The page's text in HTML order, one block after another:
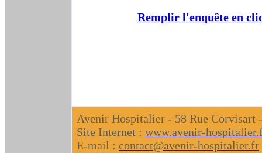
Remplir l'enquête en
Avenir Hospitalier - 58 Rue Corvisart
Site Internet : www.avenir-
E-mail : contact@avenir-hospitalier.fr